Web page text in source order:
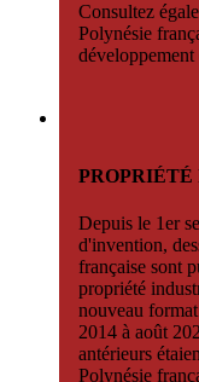
Consultez
Polynésie
Depuis le 1er
d'invention,
française sont
propriété
nouveau
2014 à août
antérieurs
Polynésie